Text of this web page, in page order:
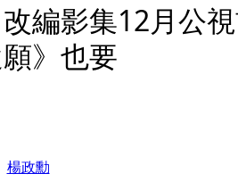
改編影集12月公
》也要
楊政勳